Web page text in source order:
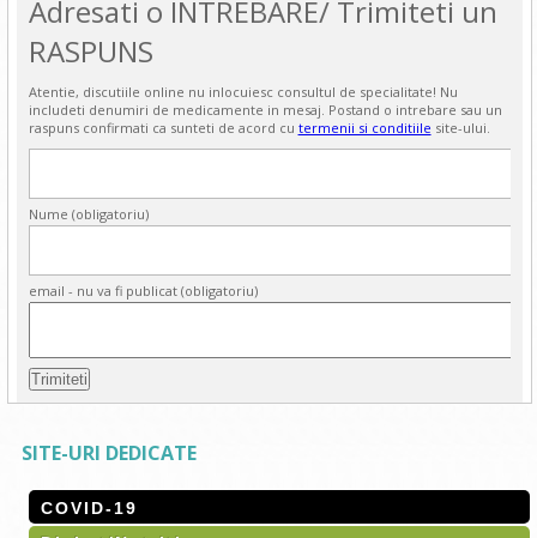
Adresati o INTREBARE/ Trimiteti un
RASPUNS
Atentie, discutiile online nu inlocuiesc consultul de specialitate! Nu
includeti denumiri de medicamente in mesaj. Postand o intrebare sau un
raspuns confirmati ca sunteti de acord cu termenii si conditiile site-ului.
Nume (obligatoriu)
email - nu va fi publicat (obligatoriu)
SITE-URI DEDICATE
COVID-19